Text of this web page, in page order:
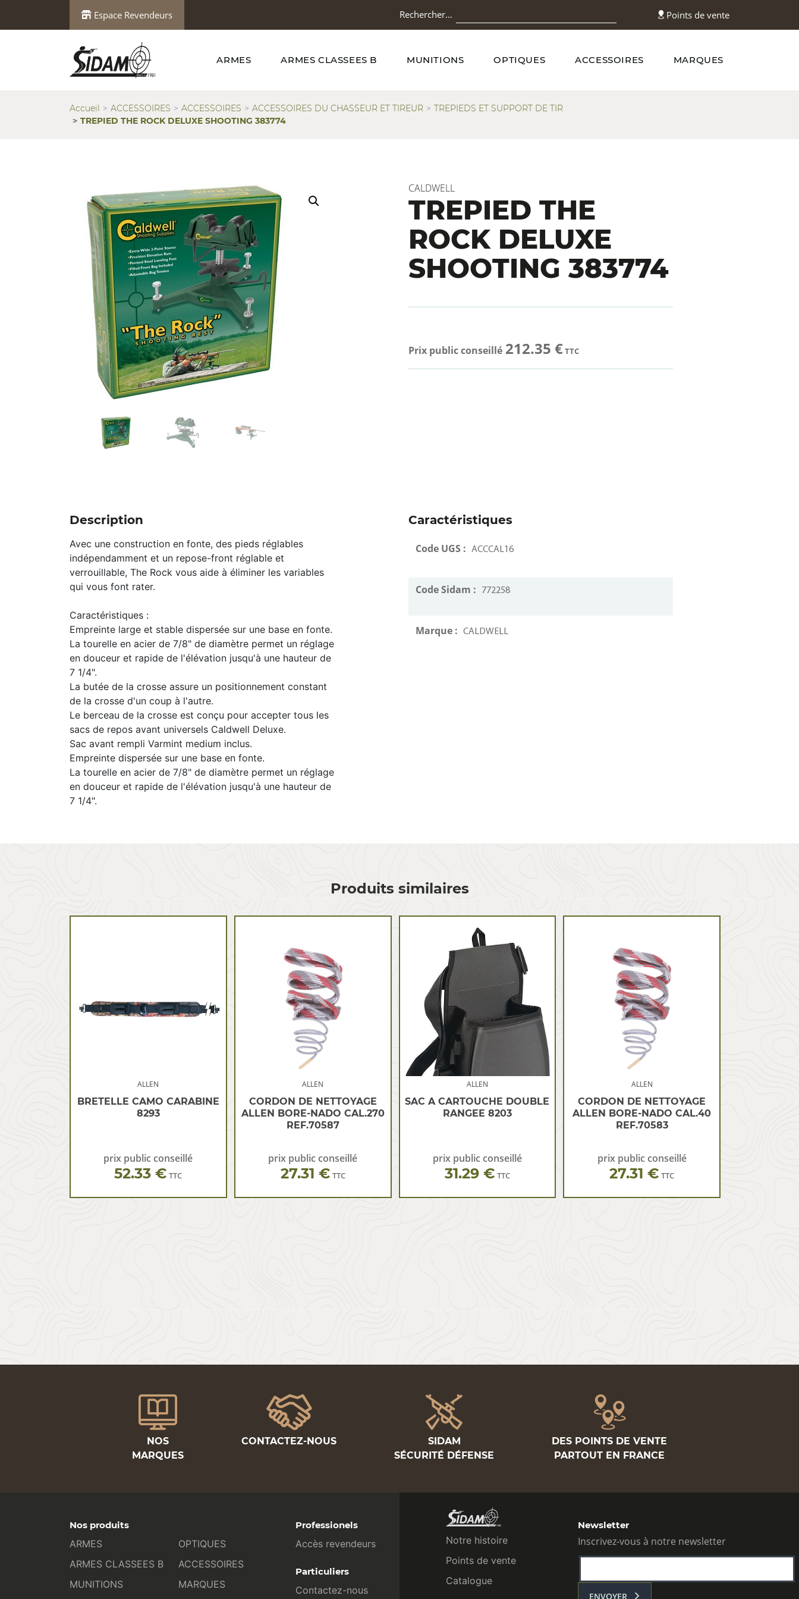
Espace Revendeurs Rechercher… Points de vente
ARMES ARMES CLASSEES B MUNITIONS OPTIQUES ACCESSOIRES MARQUES
Accueil ACCESSOIRES ACCESSOIRES ACCESSOIRES DU CHASSEUR ET TIREUR
TREPIEDS ET SUPPORT DE TIR
TREPIED THE ROCK DELUXE SHOOTING 383774
CALDWELL
TREPIED THE
ROCK DELUXE
SHOOTING 383774
Prix public conseillé 212.35 €TTC
Description
Avec une construction en fonte, des pieds réglables
indépendamment et un repose-front réglable et
verrouillable, The Rock vous aide à éliminer les variables
qui vous font rater.
Caractéristiques :
Empreinte large et stable dispersée sur une base en fonte.
La tourelle en acier de 7/8" de diamètre permet un réglage
en douceur et rapide de l'élévation jusqu'à une hauteur de
7 1/4".
La butée de la crosse assure un positionnement constant
de la crosse d'un coup à l'autre.
Le berceau de la crosse est conçu pour accepter tous les
sacs de repos avant universels Caldwell Deluxe.
Sac avant rempli Varmint medium inclus.
Empreinte dispersée sur une base en fonte.
La tourelle en acier de 7/8" de diamètre permet un réglage
en douceur et rapide de l'élévation jusqu'à une hauteur de
7 1/4".
Caractéristiques
Code UGS : ACCCAL16
Code Sidam : 772258
Marque : CALDWELL
Produits similaires
ALLEN
BRETELLE CAMO CARABINE
8293
prix public conseillé
52.33 € TTC
ALLEN
CORDON DE NETTOYAGE
ALLEN BORE-NADO CAL.270
REF.70587
prix public conseillé
27.31 € TTC
ALLEN
SAC A CARTOUCHE DOUBLE
RANGEE 8203
prix public conseillé
31.29 € TTC
ALLEN
CORDON DE NETTOYAGE
ALLEN BORE-NADO CAL.40
REF.70583
prix public conseillé
27.31 € TTC
NOS
MARQUES
CONTACTEZ-NOUS
SIDAM
SÉCURITÉ DÉFENSE
DES POINTS DE VENTE
PARTOUT EN FRANCE
Nos produits
ARMES
ARMES CLASSEES B
MUNITIONS
OPTIQUES
ACCESSOIRES
MARQUES
Professionels
Accès revendeurs
Particuliers
Contactez-nous
Notre histoire
Points de vente
Catalogue
Newsletter
Inscrivez-vous à notre newsletter
ENVOYER